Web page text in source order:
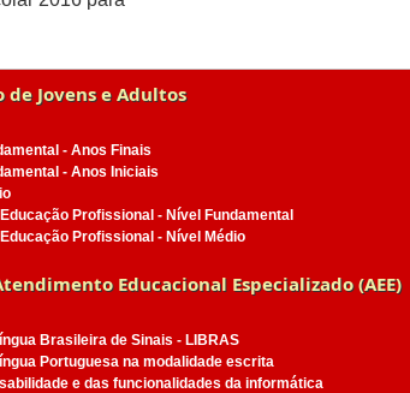
de Jovens e Adultos
- Anos Finais
- Anos Iniciais
Profissional - Nível Fundamental
Profissional - Nível Médio
Educacional Especializado (AEE)
Brasileira de Sinais - LIBRAS
Portuguesa na modalidade escrita
e das funcionalidades da informática